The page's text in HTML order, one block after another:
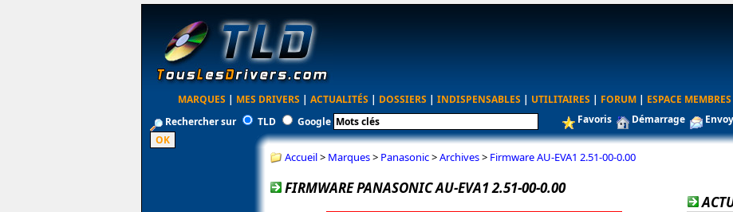
MARQUES | MES DRIVERS | ACTUALITÉS | DOSSIERS | INDISPENSABLES | UTILITAIRES | FORUM | ESPACE MEMBRES
Rechercher sur
TLD Google Favoris Démarrage
Accueil> Marques> Panasonic>Archives> Firmware AU-EVA1 2.51-00-0.00
FIRMWARE PANASONIC AU-EVA1 2.51-00-0.00